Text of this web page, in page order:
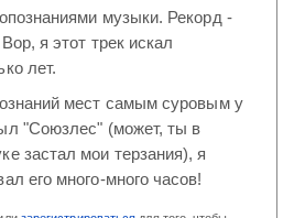
музыки. Рекорд -
я этот трек искал
лет.
мест самым суровым у
"Союзлес" (может, ты в
застал мои терзания), я
его много-много часов!